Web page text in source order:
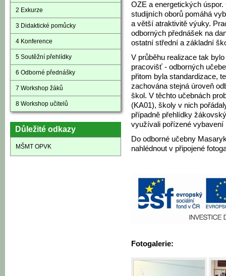
2 Exkurze
3 Didaktické pomůcky
4 Konference
5 Soutěžní přehlídky
6 Odborné přednášky
7 Workshop žáků
8 Workshop učitelů
Důležité odkazy
MŠMT OPVK
OZE a energetických
studijních oborů pomáhá
a větší atraktivitě výuky.
odborných přednášek na
ostatní střední a základní
V průběhu realizace tak
pracovišť - odborných
přitom byla standardizace,
zachována stejná úroveň
škol. V těchto učebnách
(KA01), školy v nich
případně přehlídky
využívali pořízené vybavení
Do odborné učebny
nahlédnout v připojené
Fotogalerie: